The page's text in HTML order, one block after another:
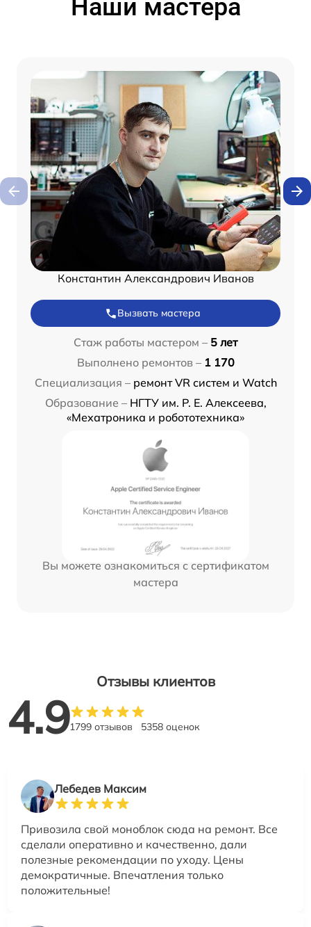
Наши мастера
Константин Александрович Иванов
Вызвать мастера
Стаж работы мастером – 5 лет
Выполнено ремонтов – 1 170
Специализация – ремонт VR систем и Watch
Образование – НГТУ им. Р. Е. Алексеева,
«Мехатроника и робототехника»
Вы можете ознакомиться с сертификатом
мастера
Отзывы клиентов
4.91799 отзывов 5358 оценок
Лебедев Максим
Привозила свой моноблок сюда на ремонт. Все
сделали оперативно и качественно, дали
полезные рекомендации по уходу. Цены
демократичные. Впечатления только
положительные!